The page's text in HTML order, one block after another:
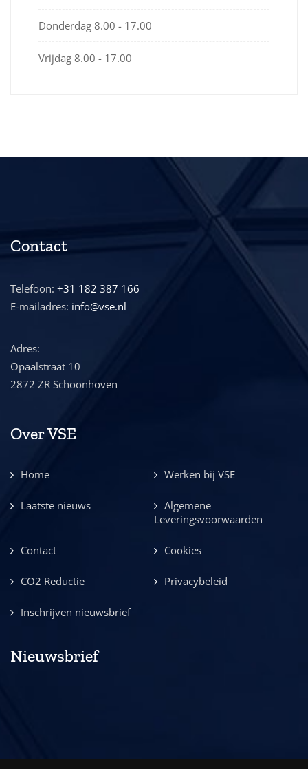
Donderdag 8.00 - 17.00
Vrijdag 8.00 - 17.00
Contact
Telefoon: +31 182 387 166
E-mailadres: info@vse.nl
Adres:
Opaalstraat 10
2872 ZR Schoonhoven
Over VSE
Home Werken bij VSE
Laatste nieuws
Algemene
Leveringsvoorwaarden
Contact Cookies
CO2 Reductie Privacybeleid
Inschrijven nieuwsbrief
Nieuwsbrief